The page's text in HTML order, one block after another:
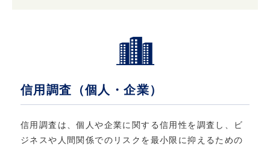
信用調査（個人・企業）
信用調査は、個人や企業に関する信用性を調査し、ビ
ジネスや人間関係でのリスクを最小限に抑えるための